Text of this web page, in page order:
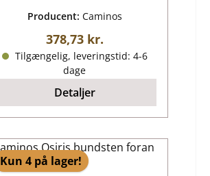
Producent: Caminos
Almindelig pris:
378,73 kr.
Tilgængelig, leveringstid: 4-6
dage
Detaljer
Kun 4 på lager!